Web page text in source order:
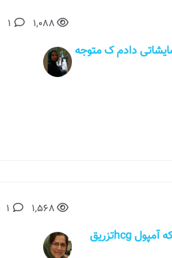
ازمایشاتی دادم ک متوجه
1,088
1
سلام.روزبخیر.میخواستم بدونم سایز فولیکول باید حداقل چند باشه که آمپول hcgتزریق
1,568
1